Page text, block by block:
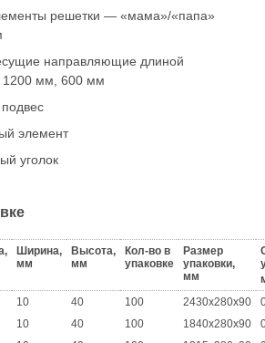
решетки — «мама»/«папа»
направляющие длиной
1200 мм, 600 мм
элемент
уголок
Ширина,
мм
Высота,
мм
Кол-во в
упаковке
Размер
упаковки,
мм
10 40 100 2430x280x90
10 40 100 1840x280x90